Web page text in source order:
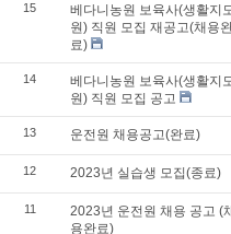
15
베다니농원 보육사(생활지
원) 직원 모집 재공고(채용
료)
14
베다니농원 보육사(생활지
원) 직원 모집 공고
13 운전원 채용공고(완료)
12 2023년 실습생 모집(종료)
11
2023년 운전원 채용 공고 (
용완료)